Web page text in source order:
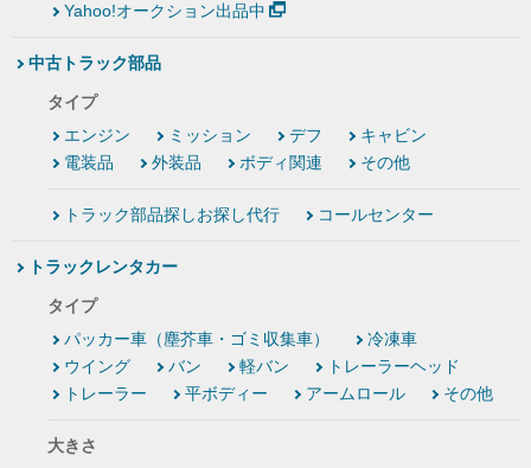
Yahoo!オークション出品中
中古トラック部品
タイプ
エンジン
ミッション デフ
キャビン
電装品
外装品 ボディ関連 その他
トラック部品探しお探し代行 コールセンター
トラックレンタカー
タイプ
パッカー車（塵芥車・ゴミ収集車）
冷凍車
ウイング
バン 軽バン
トレーラーヘッド
トレーラー
平ボディー アームロール その他
大きさ